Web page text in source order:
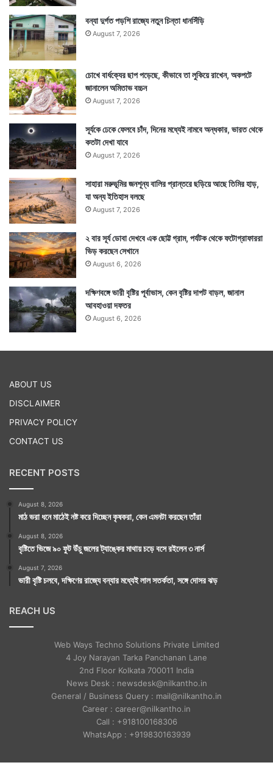
বন্যা দুর্গত পড়শি রাজ্যে নতুন চিন্তা ধানসিঁড়ি
August 7, 2026
চোখে বার্ধক্যের ছাপ পড়েছে, কীভাবে তা লুকিয়ে রাখেন, অকপটে
জানালেন অমিতাভ বচ্চন
August 7, 2026
সূর্যকে ঢেকে ফেলবে চাঁদ, দিনের মধ্যেই নামবে অন্ধকার, ভারত থেকে
কতটা দেখা যাবে
August 7, 2026
সাহারা মরুভূমির জনশূন্য বালির প্রান্তরে ছড়িয়ে আছে তিমির হাড়,
যা অন্য ইতিহাস বলছে
August 7, 2026
২ বার সূর্য ডোবা দেখবে এক ছোট্ট গ্রাম, পর্যটক থেকে ফটোগ্রাফাররা
ভিড় করছেন সেখানে
August 6, 2026
দক্ষিণবঙ্গে ভারী বৃষ্টির পূর্বাভাস, কেন বৃষ্টির দাপট বাড়ল, জানাল
আবহাওয়া দফতর
August 6, 2026
ABOUT US
DISCLAIMER
PRIVACY POLICY
CONTACT US
RECENT POSTS
August 8, 2026
মাঠ ভরা ধনে মাঠেই নষ্ট করে দিচ্ছেন কৃষকরা, কেন এমনটা করছেন তাঁরা
August 8, 2026
বৃষ্টিতে ভিজে ৯০ ফুট উঁচু জলের ট্যাঙ্কের মাথায় চড়ে বসে রইলেন ৩ নার্স
August 7, 2026
ভারী বৃষ্টি চলবে, দক্ষিণের রাজ্যে বন্যার মধ্যেই লাল সতর্কতা, সঙ্গে দোসর ঝড়
REACH US
Web Ways Techno Solutions Private Limited
4 Joy Narayan Tarka Panchanan Lane
2nd Floor Kolkata 700011 India
News Desk : newsdesk@nilkantho.in
General / Business Query : mail@nilkantho.in
Career : career@nilkantho.in
Call : +918100168306
WhatsApp : +919830163939